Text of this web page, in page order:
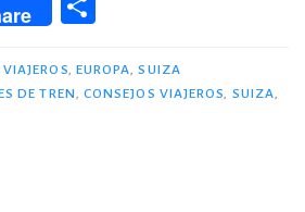
m
p
EUROPA ,SUIZA
DE TREN CONSEJOS VIAJEROS SUIZA